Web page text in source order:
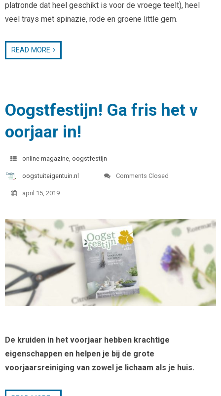
platronde dat heel geschikt is voor de vroege teelt), heel
veel trays met spinazie, rode en groene little gem.
READ MORE
Oogstfestijn! Ga fris het v
oorjaar in!
online magazine, oogstfestijn
oogstuiteigentuin.nl Comments Closed
april 15, 2019
De kruiden in het voorjaar hebben krachtige
eigenschappen en helpen je bij de grote
voorjaarsreiniging van zowel je lichaam als je huis.